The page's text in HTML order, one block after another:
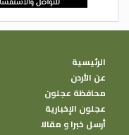
الرئيسية
عن الأردن
محافظة عجلون
عجلون الإخبارية
أرسل خبرا و مقالا